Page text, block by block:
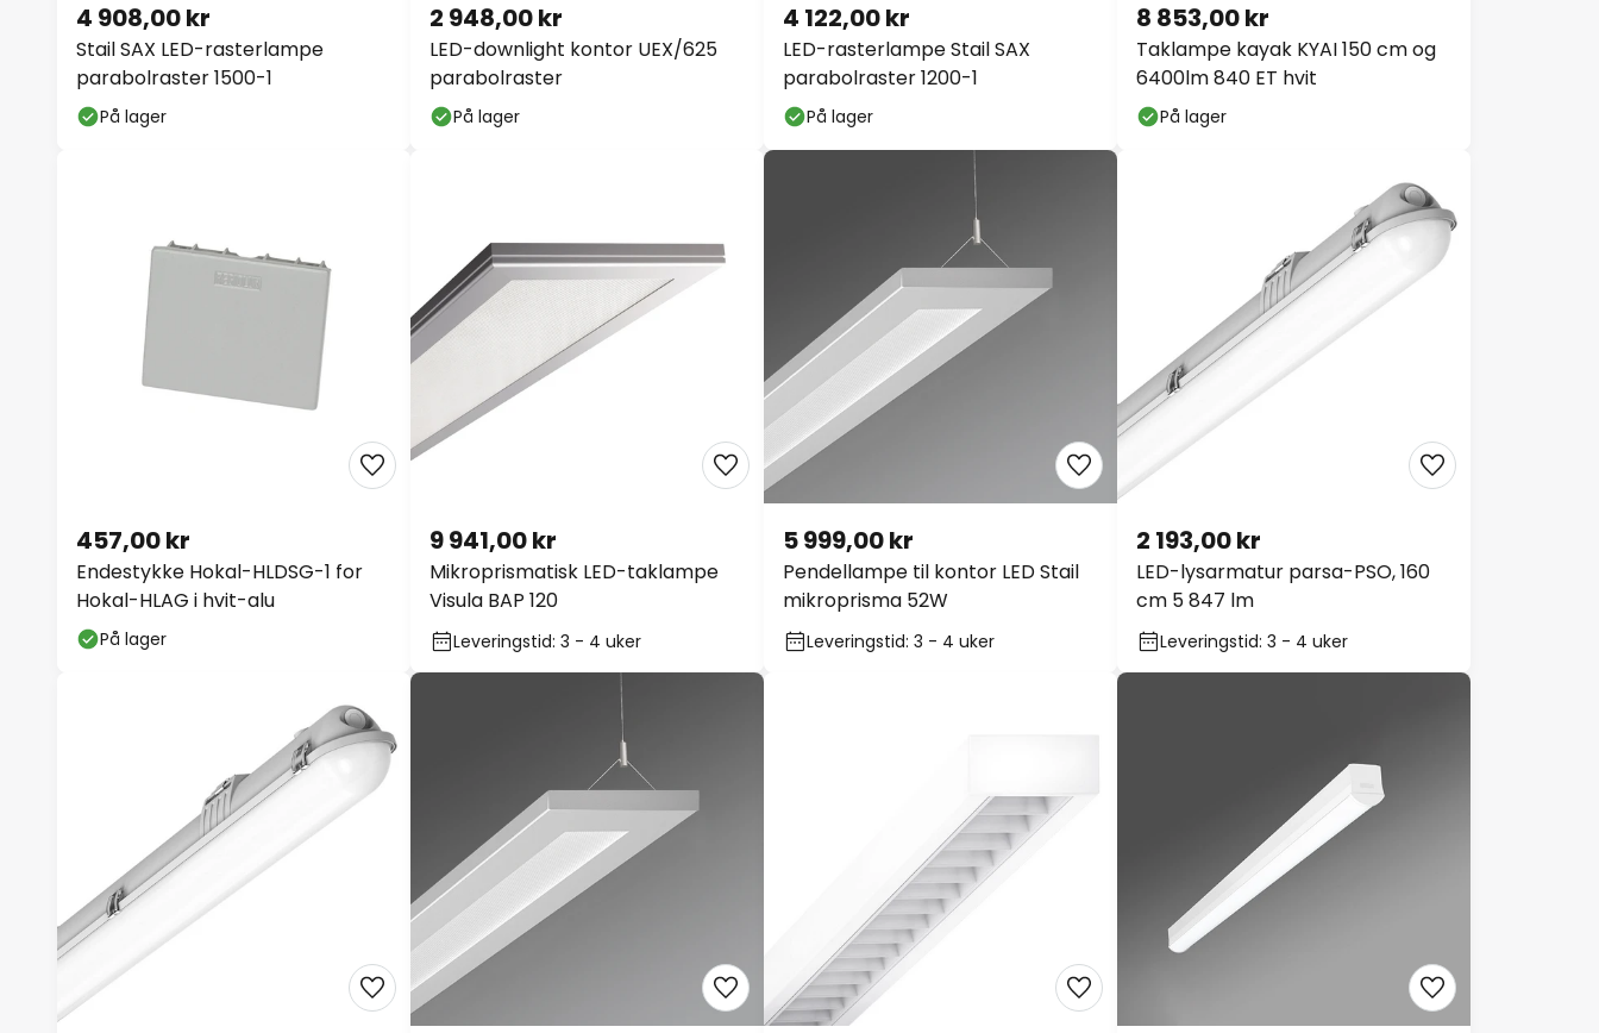
Stail SAX LED-rasterlampe
parabolraster 1500-1
4 908,00 kr
På lager
LED-downlight kontor UEX/625
parabolraster
2 948,00 kr
På lager
LED-rasterlampe Stail SAX
parabolraster 1200-1
4 122,00 kr
På lager
Taklampe kayak KYAI 150 cm og
6400lm 840 ET hvit
8 853,00 kr
På lager
Endestykke Hokal-HLDSG-1 for
Hokal-HLAG i hvit-alu
457,00 kr
På lager
Mikroprismatisk LED-taklampe
Visula BAP 120
9 941,00 kr
Leveringstid: 3 - 4 uker
Pendellampe til kontor LED Stail
mikroprisma 52W
5 999,00 kr
Leveringstid: 3 - 4 uker
LED-lysarmatur parsa-PSO, 160
cm 5 847 lm
2 193,00 kr
Leveringstid: 3 - 4 uker